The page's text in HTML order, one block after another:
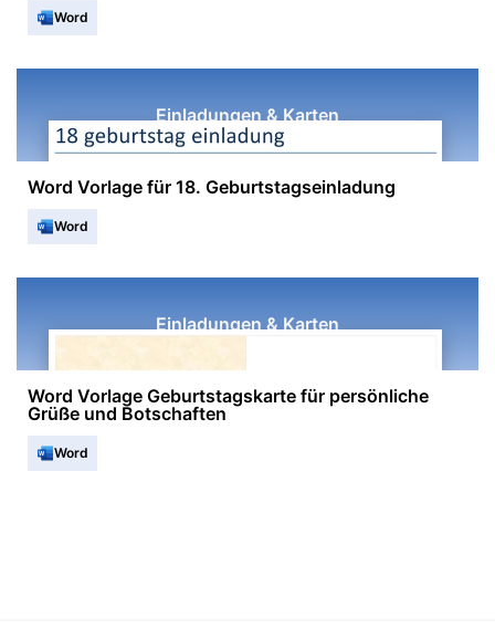
Word
Einladungen & Karten
Word Vorlage für 18. Geburtstagseinladung
Word
Einladungen & Karten
Word Vorlage Geburtstagskarte für persönliche
Grüße und Botschaften
Word